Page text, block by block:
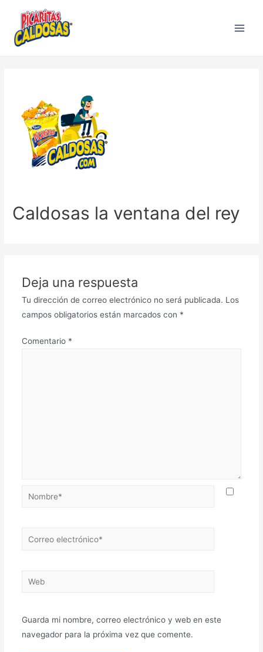
Caldosas la ventana del rey
Deja una respuesta
Tu dirección de correo electrónico no será publicada. Los
campos obligatorios están marcados con *
Comentario *
Guarda mi nombre, correo electrónico y web en este
navegador para la próxima vez que comente.